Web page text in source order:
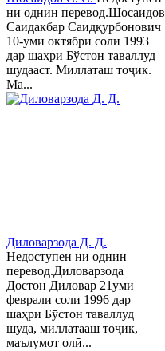
ни однин перевод.Шосаидов
Саидакбар Саидқурбонович
10-уми октябри соли 1993
дар шаҳри Бўстон таваллуд
шудааст. Миллаташ тоҷик.
Ма...
Диловарзода Д. Д.
Недоступен ни однин
перевод.Диловарзода
Достон Диловар 21уми
феврали соли 1996 дар
шаҳри Бӯстон таваллуд
шуда, миллатааш тоҷик,
маълумот олӣ...